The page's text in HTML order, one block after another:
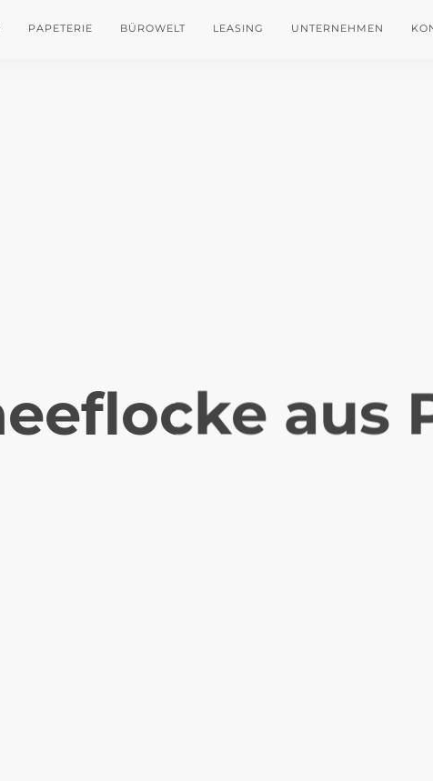
PAPETERIE BÜROWELT LEASING UNTERNEHMEN
aus